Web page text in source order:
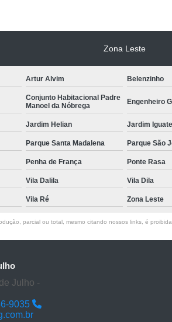
Zona Leste
Artur Alvim Belenzinho
Conjunto Habitacional Padre
Manoel da Nóbrega
Engenheiro
Jardim Helian Jardim
Parque Santa Madalena Parque São
Penha de França Ponte Rasa
Vila Dalila Vila Dila
Vila Ré Zona Leste
parcial ou total, mesmo citando nossos links, é
Julho -
9035